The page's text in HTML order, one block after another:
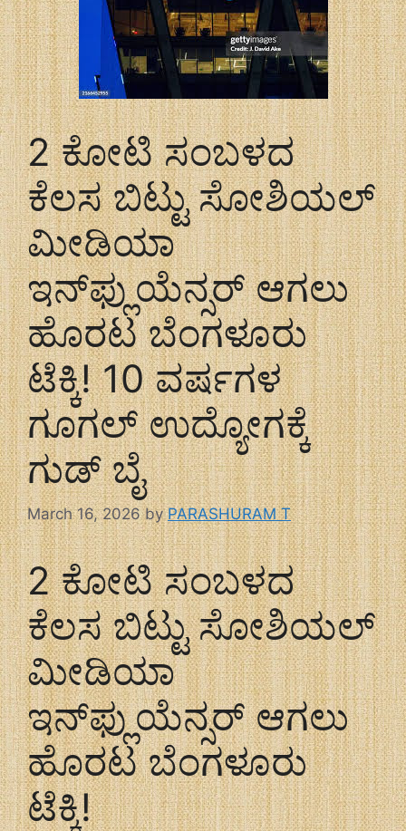
2 ಕೋಟಿ ಸಂಬಳದ
ಕೆಲಸ ಬಿಟ್ಟು ಸೋಶಿಯಲ್
ಮೀಡಿಯಾ
ಇನ್‌ಫ್ಲುಯೆನ್ಸರ್ ಆಗಲು
ಹೊರಟ ಬೆಂಗಳೂರು
ಟೆಕ್ಕಿ! 10 ವರ್ಷಗಳ
ಗೂಗಲ್ ಉದ್ಯೋಗಕ್ಕೆ
ಗುಡ್ ಬೈ
March 16, 2026 byPARASHURAM T
2 ಕೋಟಿ ಸಂಬಳದ
ಕೆಲಸ ಬಿಟ್ಟು ಸೋಶಿಯಲ್
ಮೀಡಿಯಾ
ಇನ್‌ಫ್ಲುಯೆನ್ಸರ್ ಆಗಲು
ಹೊರಟ ಬೆಂಗಳೂರು
ಟೆಕ್ಕಿ!